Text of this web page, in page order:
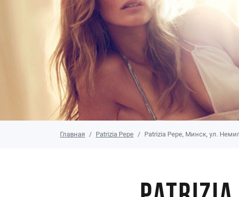
Главная Patrizia Pepe Patrizia Pepe, Минск, ул.